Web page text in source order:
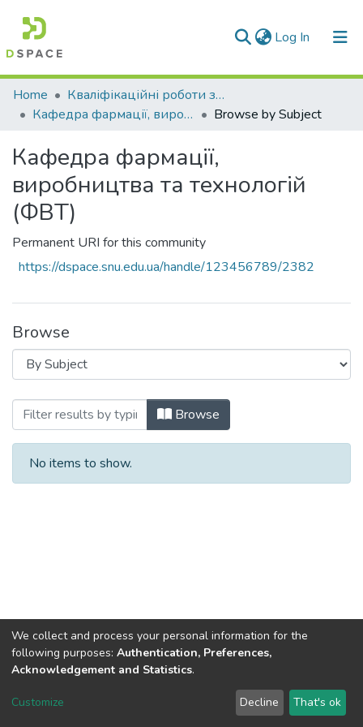
Log In (current)
Communities & Collections
All of DSpace
Home
Кваліфікаційні роботи здобувачів вищої освіти
Кафедра фармації, виробництва та технологій (ФВТ)
Browse by Subject
Кафедра фармації,
виробництва та технологій
(ФВТ)
Permanent URI for this community
https://dspace.snu.edu.ua/handle/123456789/2382
Browse
Browsing Кафедра фармації,
Browse
No items to show.
Dspace & Volodymyr Dahl East Ukrainian National University
LYRASIS
Send Feedback
We collect and process your personal information for the
following purposes: Authentication, Preferences,
Acknowledgement and Statistics.
Customize Decline That's ok